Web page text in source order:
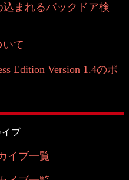
まれるバックドア検
いて
Edition Version 1.4のポ
イブ
イブ一覧